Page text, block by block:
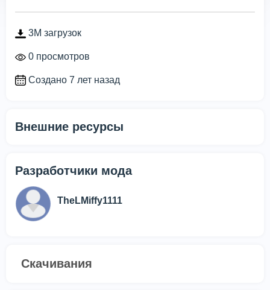
3M загрузок
0 просмотров
Создано 7 лет назад
Внешние ресурсы
Разработчики мода
TheLMiffy1111
Скачивания